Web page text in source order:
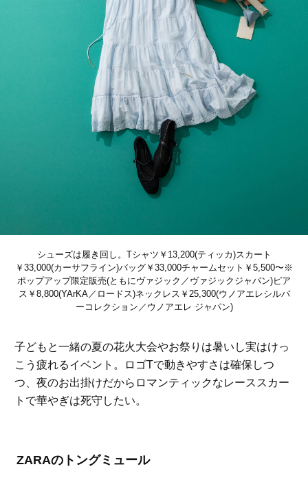
シューズは履き回し。Tシャツ￥13,200(ティッカ)スカート
￥33,000(カーサフライン)バッグ￥33,000チャームセット￥5,500〜※
ポップアップ限定販売(ともにヴァジック／ヴァジックジャパン)ピア
ス￥8,800(YArKA／ロードス)ネックレス￥25,300(ウノアエレシルバ
ーコレクション／ウノアエレ ジャパン)
子どもと一緒の夏の花火大会やお祭りは暑いし実はけっ
こう疲れるイベント。ロゴTで動きやすさは確保しつ
つ、夜のお出掛けだからロマンティックなレーススカー
トで華やぎは死守したい。
ZARAのトングミュール